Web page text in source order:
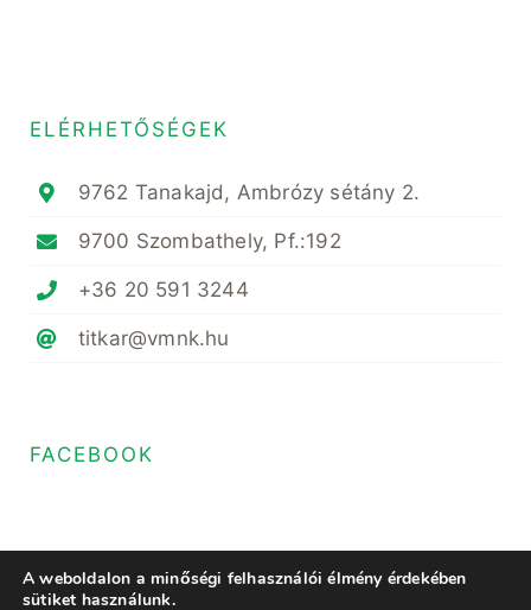
ELÉRHETŐSÉGEK
9762 Tanakajd, Ambrózy sétány 2.
9700 Szombathely, Pf.:192
+36 20 591 3244
titkar@vmnk.hu
FACEBOOK
A weboldalon a minőségi felhasználói élmény érdekében
sütiket használunk.